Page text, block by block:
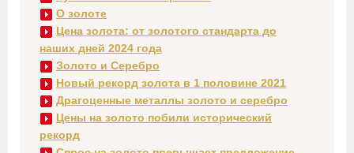
О золоте
Цена золота: от золотого стандарта до
наших дней 2024 года
Золото и Серебро
Новый рекорд золота в 1 половине 2021
Драгоценные металлы золото и серебро
Цены на золото побили исторический
рекорд